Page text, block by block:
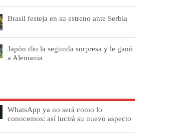
Brasil festeja en su estreno ante Serbia
Japón dio la segunda sorpresa y le ganó
a Alemania
WhatsApp ya no será como lo
conocemos: así lucirá su nuevo aspecto